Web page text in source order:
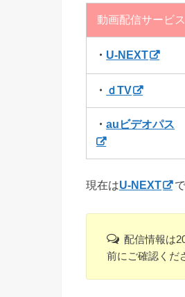
動画配信サービス
・ U-NEXT
・ ｄTV
・auビデオパス
現在はU-NEXT
配信情報は
前にご確認くだ